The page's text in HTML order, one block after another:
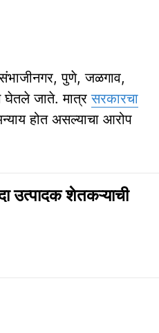
पुणे, जळगाव,
घेतले जाते. मात्रसरकारचा
होत असल्याचा आरोप
शेतकऱ्याची